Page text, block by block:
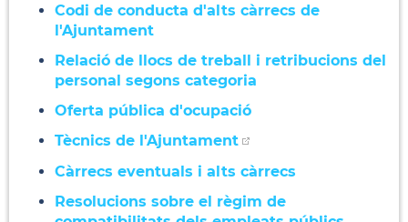
Codi de conducta d'alts càrrecs de
l'Ajuntament
Relació de llocs de treball i retribucions del
personal segons categoria
Oferta pública d'ocupació
Tècnics de l'Ajuntament
Càrrecs eventuals i alts càrrecs
Resolucions sobre el règim de